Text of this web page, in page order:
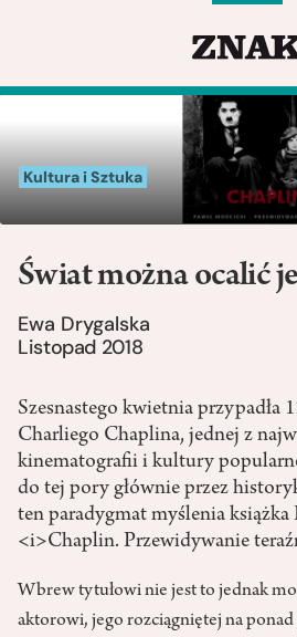
Kultura i Sztuka
Świat można ocalić
Ewa Drygalska
Listopad 2018
Szesnastego kwietnia przypadła
Charliego Chaplina, jednej z
kinematografii i kultury
do tej pory głównie przez
ten paradygmat myślenia książka
<i>Chaplin. Przewidywanie
Wbrew tytułowi nie jest to jednak
aktorowi, jego rozciągniętej na ponad